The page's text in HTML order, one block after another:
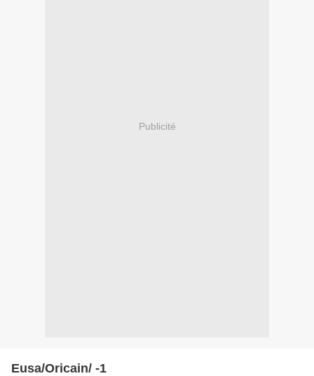
Publicité
Eusa/Oricain/ -1